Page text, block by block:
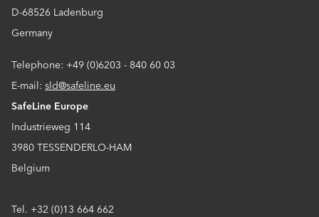
D-68526 Ladenburg
Germany
Telephone: +49 (0)6203 - 840 60 03
E-mail: sld@safeline.eu
SafeLine Europe
Industrieweg 114
3980 TESSENDERLO-HAM
Belgium
Tel. +32 (0)13 664 662